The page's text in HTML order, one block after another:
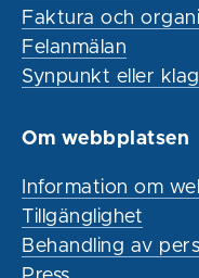
Faktura och
Felanmälan
Synpunkt eller
Om webbplatsen
Information om
Tillgänglighet
Behandling av